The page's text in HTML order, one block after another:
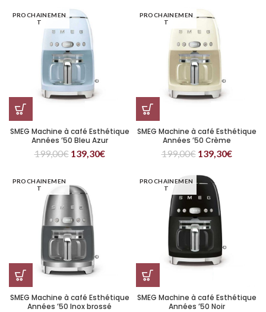
PROCHAINEMEN
T
SMEG Machine à café Esthétique
Années ’50 Bleu Azur
199,00€ 139,30€
PROCHAINEMEN
T
SMEG Machine à café Esthétique
Années ’50 Crème
199,00€ 139,30€
PROCHAINEMEN
T
SMEG Machine à café Esthétique
Années ’50 Inox brossé
PROCHAINEMEN
T
SMEG Machine à café Esthétique
Années ’50 Noir